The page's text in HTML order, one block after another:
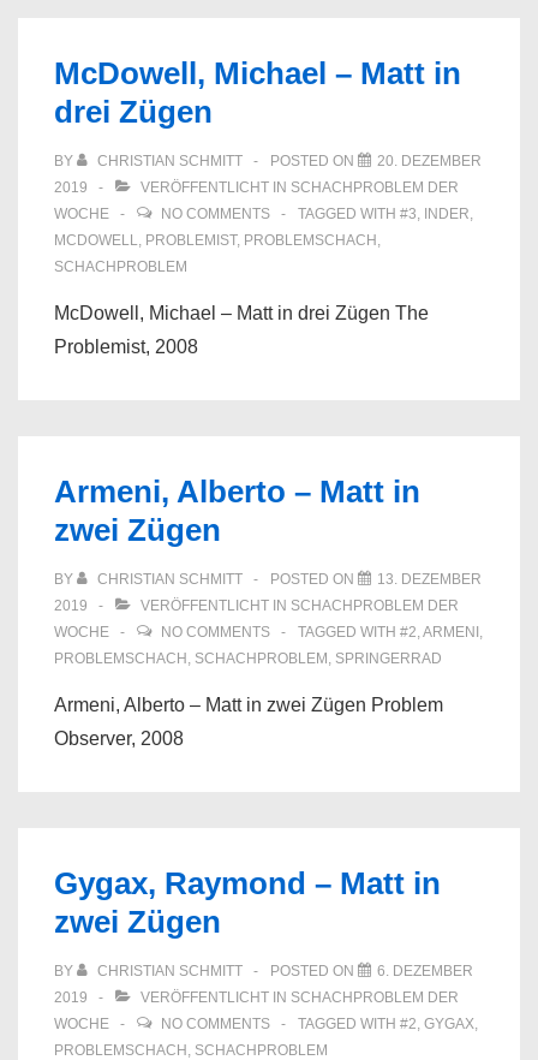
McDowell, Michael – Matt in
drei Zügen
BY CHRISTIAN SCHMITT POSTED ON
20. DEZEMBER
2019
VERÖFFENTLICHT IN SCHACHPROBLEM DER
WOCHE
NO COMMENTS TAGGED WITH #3, INDER,
MCDOWELL, PROBLEMIST, PROBLEMSCHACH ,
SCHACHPROBLEM
McDowell, Michael – Matt in drei Zügen The
Problemist, 2008
Armeni, Alberto – Matt in
zwei Zügen
BY CHRISTIAN SCHMITT POSTED ON
13. DEZEMBER
2019
VERÖFFENTLICHT IN SCHACHPROBLEM DER
WOCHE
NO COMMENTS TAGGED WITH #2,ARMENI ,
PROBLEMSCHACH , SCHACHPROBLEM , SPRINGERRAD
Armeni, Alberto – Matt in zwei Zügen Problem
Observer, 2008
Gygax, Raymond – Matt in
zwei Zügen
BY CHRISTIAN SCHMITT POSTED ON
6. DEZEMBER
2019
VERÖFFENTLICHT IN SCHACHPROBLEM DER
WOCHE
NO COMMENTS TAGGED WITH #2, GYGAX,
PROBLEMSCHACH , SCHACHPROBLEM